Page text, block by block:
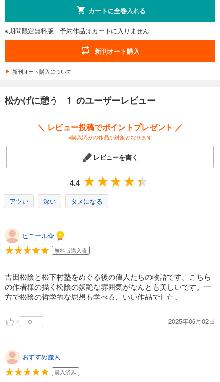
カートに全巻入れる
※期間限定無料版、予約作品はカートに入りません
新刊オート購入
新刊オート購入について
松かげに憩う 1 のユーザーレビュー
＼ レビュー投稿でポイントプレゼント ／
※購入済みの作品が対象となります
レビューを書く
4.4
アツい 深い タメになる
ビニール傘
無料版購入済
吉田松陰と松下村塾をめぐる後の偉人たちの物語です。こちら
の作者様の描く松陰の妖艶な雰囲気がなんとも美しいです。一
方で松陰の哲学的な思想も学べる、いい作品でした。
0 2025年06月02日
おすすめ魔人
購入済み